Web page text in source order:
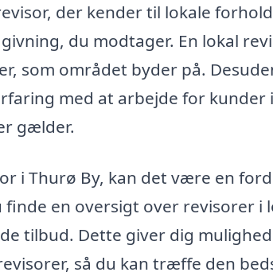
der kender til lokale
du modtager. En lokal
som området byder på.
med at arbejde for kunder
gælder.
i Thurø By, kan det være en
en oversigt over revisorer i
tilbud. Dette giver dig
så du kan træffe den